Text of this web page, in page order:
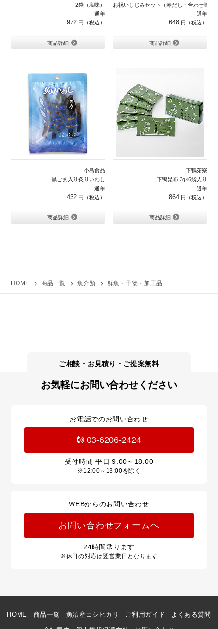
2袋（塩味）
通年
972
商品詳細
お祝いしじみセット（赤だし・合わせ味噌
通年
648
商品詳細
小島食品
黒ごま入り炙りいわし
通年
432
商品詳細
下鴨茶寮
下鴨昆布 3g×6袋入り
通年
864
商品詳細
HOME 商品一覧 魚介類 鮮魚・干物・加工品
お気軽にお問い合わせください
お電話でのお問い合わせ
03-6206-2424
受付時間 平日9:00～18:00
※12:00～13:00を除く
WEBからのお問い合わせ
お問い合わせフォームへ
24時間承ります
※休日の対応は翌営業日となります
HOME 商品一覧 魚沼産コシヒカリ ご利用ガイド よくある質問